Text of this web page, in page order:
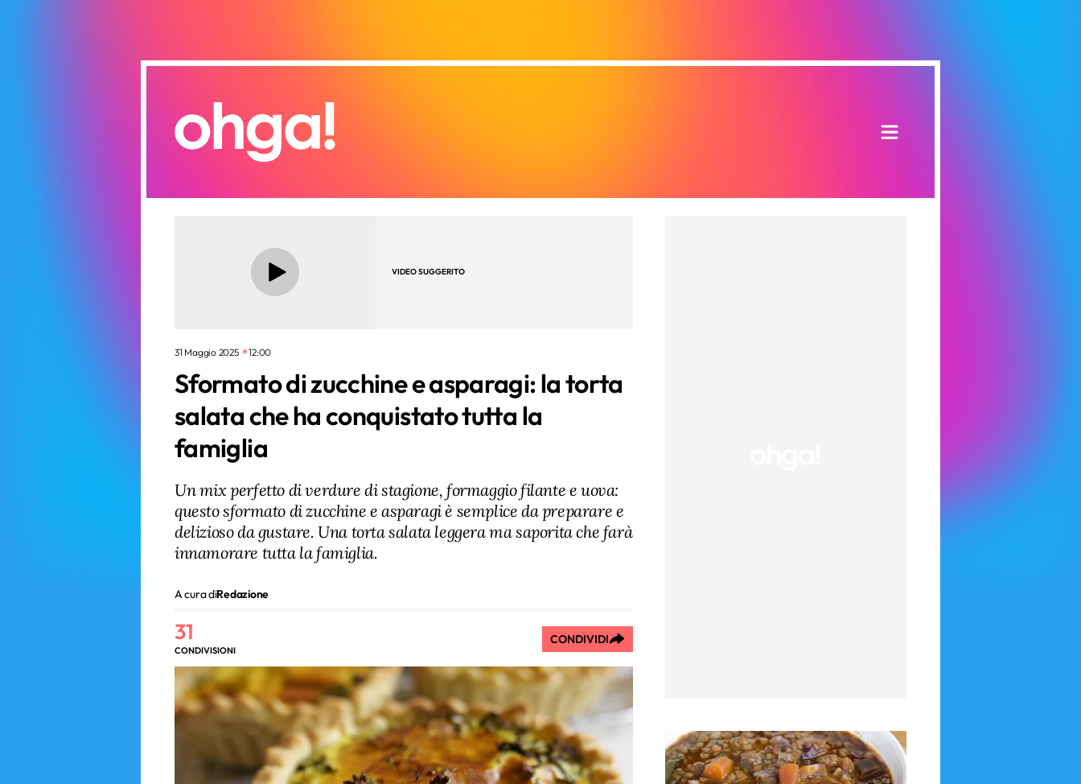
VIDEO SUGGERITO
31 Maggio 2025 12:00
Sformato di zucchine e asparagi: la torta
salata che ha conquistato tutta la
famiglia
Un mix perfetto di verdure di stagione, formaggio filante e uova:
questo sformato di zucchine e asparagi è semplice da preparare e
delizioso da gustare. Una torta salata leggera ma saporita che farà
innamorare tutta la famiglia.
A cura diRedazione
31
CONDIVISIONI
CONDIVIDI